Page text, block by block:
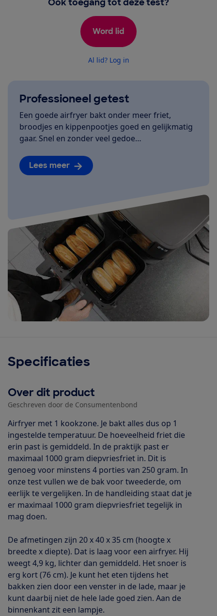
Word lid
Al lid? Log in
Professioneel getest
Een goede airfryer bakt onder meer friet,
broodjes en kippenpootjes goed en gelijkmatig
gaar. Snel en zonder veel gedoe…
Lees meer
Specificaties
Over dit product
Geschreven door de Consumentenbond
Airfryer met 1 kookzone. Je bakt alles dus op 1
ingestelde temperatuur. De hoeveelheid friet die
erin past is gemiddeld. In de praktijk past er
maximaal 1000 gram diepvriesfriet in. Dit is
genoeg voor minstens 4 porties van 250 gram. In
onze test vullen we de bak voor tweederde, om
eerlijk te vergelijken. In de handleiding staat dat je
er maximaal 1000 gram diepvriesfriet tegelijk in
mag doen.
De afmetingen zijn 20 x 40 x 35 cm (hoogte x
breedte x diepte). Dat is laag voor een airfryer. Hij
weegt 4,9 kg, lichter dan gemiddeld. Het snoer is
erg kort (76 cm). Je kunt het eten tijdens het
bakken zien door een venster in de lade, maar je
kunt daarbij niet de hele lade goed zien. Aan de
binnenkant zit een lampje.